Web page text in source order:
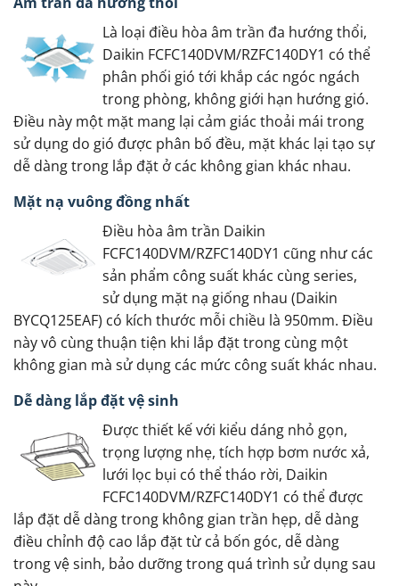
Là loại điều hòa âm trần đa hướng thổi,
Daikin FCFC140DVM/RZFC140DY1 có thể
phân phối gió tới khắp các ngóc ngách
trong phòng, không giới hạn hướng gió.
Điều này một mặt mang lại cảm giác thoải mái trong
sử dụng do gió được phân bố đều, mặt khác lại tạo sự
dễ dàng trong lắp đặt ở các không gian khác nhau.
Mặt nạ vuông đồng nhất
Điều hòa âm trần Daikin
FCFC140DVM/RZFC140DY1 cũng như các
sản phẩm công suất khác cùng series,
sử dụng mặt nạ giống nhau (Daikin
BYCQ125EAF) có kích thước mỗi chiều là 950mm. Điều
này vô cùng thuận tiện khi lắp đặt trong cùng một
không gian mà sử dụng các mức công suất khác nhau.
Dễ dàng lắp đặt vệ sinh
Được thiết kế với kiểu dáng nhỏ gọn,
trọng lượng nhẹ, tích hợp bơm nước xả,
lưới lọc bụi có thể tháo rời, Daikin
FCFC140DVM/RZFC140DY1 có thể được
lắp đặt dễ dàng trong không gian trần hẹp, dễ dàng
điều chỉnh độ cao lắp đặt từ cả bốn góc, dễ dàng
trong vệ sinh, bảo dưỡng trong quá trình sử dụng sau